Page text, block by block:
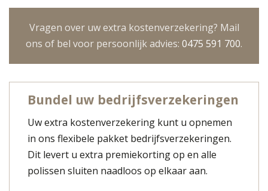
Vragen over uw extra kostenverzekering? Mail
ons of bel voor persoonlijk advies: 0475 591 700.
Bundel uw bedrijfsverzekeringen
Uw extra kostenverzekering kunt u opnemen
in ons flexibele pakket bedrijfsverzekeringen.
Dit levert u extra premiekorting op en alle
polissen sluiten naadloos op elkaar aan.